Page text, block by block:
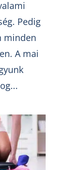
Pedig
minden
A mai